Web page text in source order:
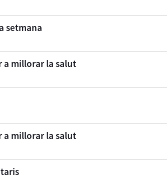
setmana
a millorar la salut
a millorar la salut